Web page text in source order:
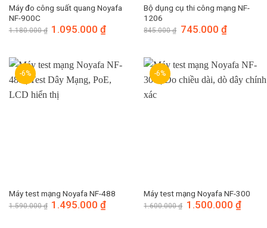
Máy đo công suất quang Noyafa
NF-900C
1.180.000₫ Giá
gốc
1.095.000₫
1.095.000 ₫.
Bộ dụng cụ thi công mạng NF-
1206
845.000₫ Giá
gốc
745.000 ₫Giá
-6%
Máy test mạng Noyafa NF-488
1.590.000₫ Giá
gốc
1.495.000₫
-6%
Máy test mạng Noyafa NF-300
1.600.000₫ Giá
gốc
1.500.000 ₫Giá